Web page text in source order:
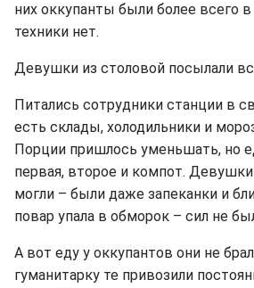
них оккупанты были более всего
техники нет.
Девушки из столовой посылали
Питались сотрудники станции в
есть склады, холодильники и
Порции пришлось уменьшать, но
первая, второе и компот. Девушки
могли – были даже запеканки и
повар упала в обморок – сил не
А вот еду у оккупантов они не
гуманитарку те привозили